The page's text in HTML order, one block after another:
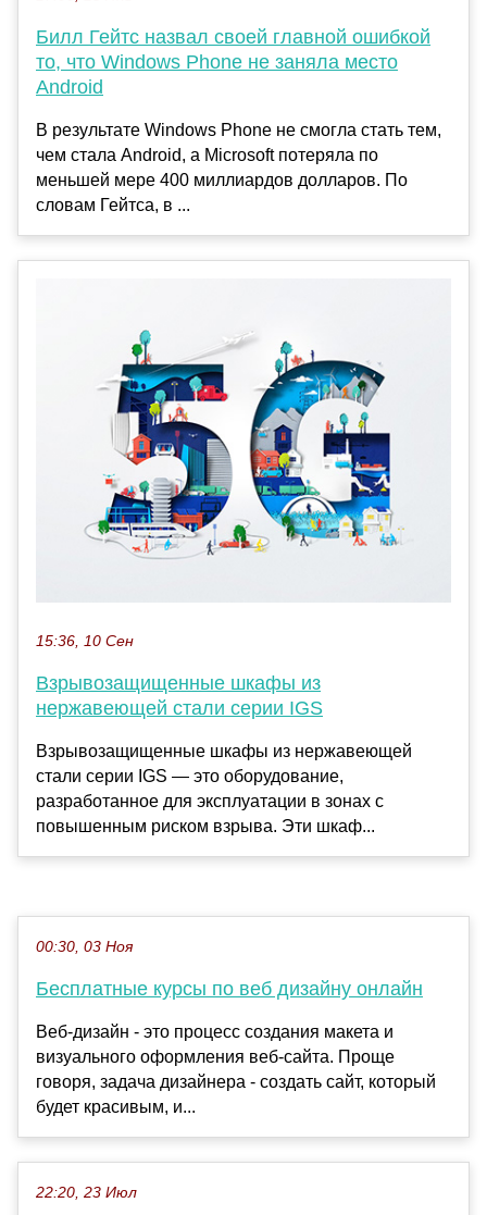
Билл Гейтс назвал своей главной ошибкой
то, что Windows Phone не заняла место
Android
В результате Windows Phone не смогла стать тем,
чем стала Android, а Microsoft потеряла по
меньшей мере 400 миллиардов долларов. По
словам Гейтса, в ...
15:36, 10 Сен
Взрывозащищенные шкафы из
нержавеющей стали серии IGS
Взрывозащищенные шкафы из нержавеющей
стали серии IGS — это оборудование,
разработанное для эксплуатации в зонах с
повышенным риском взрыва. Эти шкаф...
00:30, 03 Ноя
Бесплатные курсы по веб дизайну онлайн
Веб-дизайн - это процесс создания макета и
визуального оформления веб-сайта. Проще
говоря, задача дизайнера - создать сайт, который
будет красивым, и...
22:20, 23 Июл